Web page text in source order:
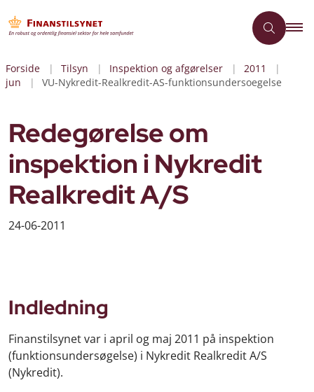
Forside Tilsyn Inspektion og afgørelser
2011
jun
VU-Nykredit-Realkredit-AS-funktionsundersoegelse
Redegørelse om
inspektion i Nykredit
Realkredit A/S
24-06-2011
Indledning
Finanstilsynet var i april og maj 2011 på inspektion
(funktionsundersøgelse) i Nykredit Realkredit A/S
(Nykredit).